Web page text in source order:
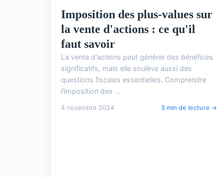
Imposition des plus-values sur
la vente d'actions : ce qu'il
faut savoir
La vente d'actions peut générer des bénéfices
significatifs, mais elle soulève aussi des
questions fiscales essentielles. Comprendre
l'imposition des ...
4 novembre 2024 3 min de lecture →